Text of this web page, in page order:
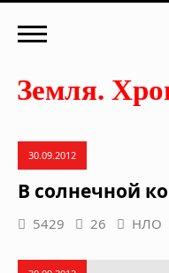
30.09.2012
В солнечной
5429 26 НЛО